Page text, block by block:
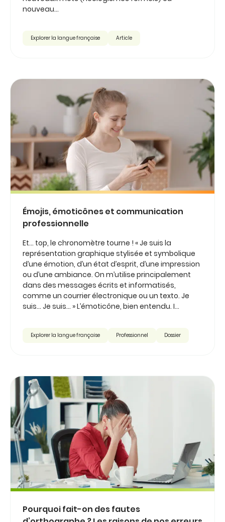
nouveau...
Explorer la langue française Article
Émojis, émoticônes et communication
professionnelle
Et… top, le chronomètre tourne ! « Je suis la
représentation graphique stylisée et symbolique
d’une émotion, d’un état d’esprit, d’une impression
ou d’une ambiance. On m’utilise principalement
dans des messages écrits et informatisés,
comme un courrier électronique ou un texto. Je
suis… Je suis… » L’émoticône, bien entendu. I...
Explorer la langue française Professionnel Dossier
Pourquoi fait-on des fautes